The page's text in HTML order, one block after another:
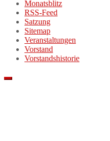
Monatsblitz
RSS-Feed
Satzung
Sitemap
Veranstaltungen
Vorstand
Vorstandshistorie